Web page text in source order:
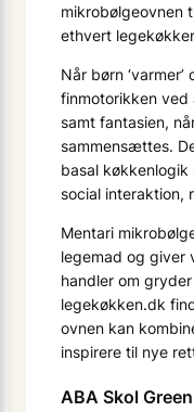
mikrobølgeovnen
ethvert
Når børn
finmotorikken ved
samt fantasien,
sammensættes.
basal
social interaktion,
Mentari
legemad og giver
handler om
legekøkken.dk
ovnen kan
inspirere til nye
ABA Skol